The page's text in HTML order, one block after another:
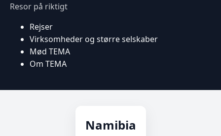
Resor på riktigt
Rejser
Virksomheder og større selskaber
Mød TEMA
Om TEMA
Namibia